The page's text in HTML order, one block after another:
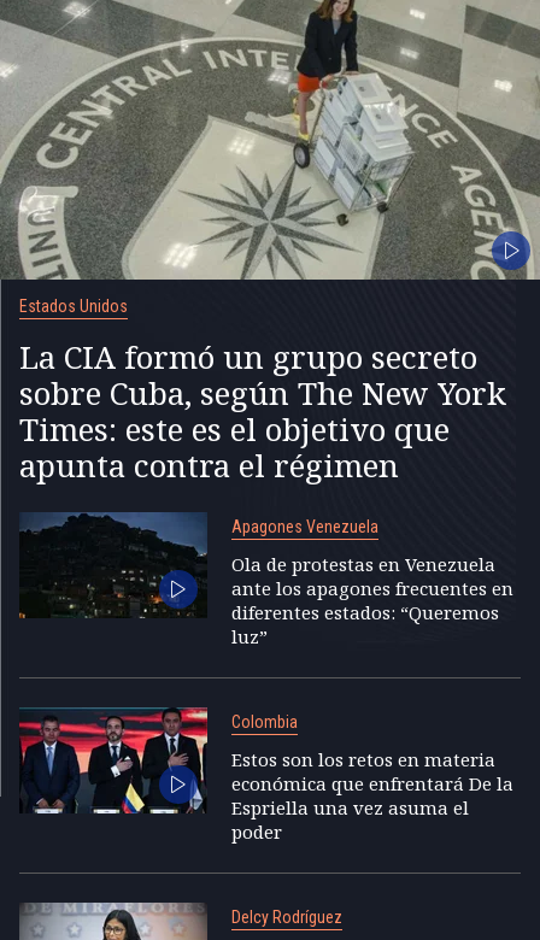
Estados Unidos
La CIA formó un grupo secreto
sobre Cuba, según The New York
Times: este es el objetivo que
apunta contra el régimen
Apagones Venezuela
Ola de protestas en Venezuela
ante los apagones frecuentes en
diferentes estados: “Queremos
luz”
Colombia
Estos son los retos en materia
económica que enfrentará De la
Espriella una vez asuma el
poder
Delcy Rodríguez